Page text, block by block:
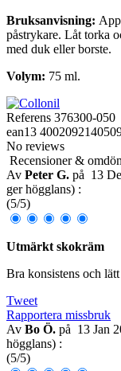
Bruksanvisning:
påstrykare. Låt torka
med duk eller borste.
Volym: 75 ml.
Referens 376300-050
ean13
No reviews
Recensioner &
Av Peter G. på 13
ger högglans) :
(5/5)
Utmärkt skokräm
Bra konsistens och
Tweet
Rapportera missbruk
Av Bo Ö. på 13 Jan
högglans) :
(5/5)